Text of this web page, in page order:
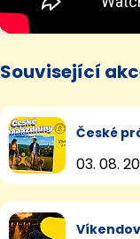
Související
České
03. 08.